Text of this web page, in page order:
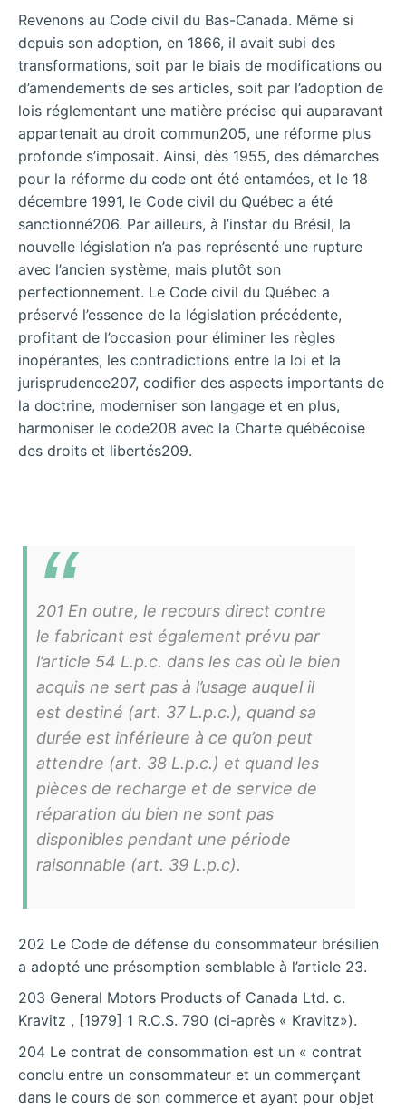
Revenons au Code civil du Bas-Canada. Même si
depuis son adoption, en 1866, il avait subi des
transformations, soit par le biais de modifications ou
d’amendements de ses articles, soit par l’adoption de
lois réglementant une matière précise qui auparavant
appartenait au droit commun205, une réforme plus
profonde s’imposait. Ainsi, dès 1955, des démarches
pour la réforme du code ont été entamées, et le 18
décembre 1991, le Code civil du Québec a été
sanctionné206. Par ailleurs, à l’instar du Brésil, la
nouvelle législation n’a pas représenté une rupture
avec l’ancien système, mais plutôt son
perfectionnement. Le Code civil du Québec a
préservé l’essence de la législation précédente,
profitant de l’occasion pour éliminer les règles
inopérantes, les contradictions entre la loi et la
jurisprudence207, codifier des aspects importants de
la doctrine, moderniser son langage et en plus,
harmoniser le code208 avec la Charte québécoise
des droits et libertés209.
201 En outre, le recours direct contre
le fabricant est également prévu par
l’article 54 L.p.c. dans les cas où le bien
acquis ne sert pas à l’usage auquel il
est destiné (art. 37 L.p.c.), quand sa
durée est inférieure à ce qu’on peut
attendre (art. 38 L.p.c.) et quand les
pièces de recharge et de service de
réparation du bien ne sont pas
disponibles pendant une période
raisonnable (art. 39 L.p.c).
202 Le Code de défense du consommateur brésilien
a adopté une présomption semblable à l’article 23.
203 General Motors Products of Canada Ltd. c.
Kravitz , [1979] 1 R.C.S. 790 (ci-après « Kravitz»).
204 Le contrat de consommation est un « contrat
conclu entre un consommateur et un commerçant
dans le cours de son commerce et ayant pour objet